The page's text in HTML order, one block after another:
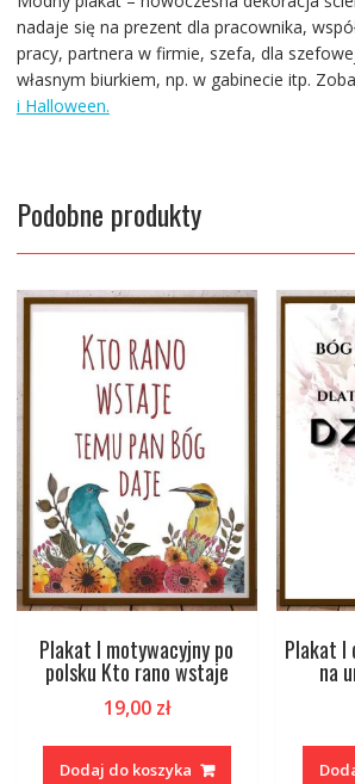
nadaje się na prezent dla pracownika,
pracy, partnera w firmie, szefa, dla
własnym biurkiem, np. w gabinecie itp.
i Halloween.
Podobne produkty
Plakat I motywacyjny po
polsku Kto rano wstaje
19,00 zł
Dodaj do koszyka
Plakat I
na